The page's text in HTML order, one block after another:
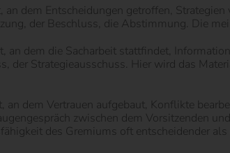
an dem Entscheidungen getroffen,
der Beschluss, die Abstimmung. Die
an dem die Sacharbeit stattfindet,
der Strategieausschuss. Hier wird das
an dem Vertrauen aufgebaut, Konflikte
zwischen dem Vorsitzenden
des Gremiums oft entscheidender